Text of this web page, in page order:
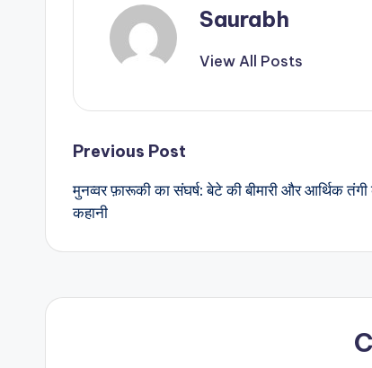
Saurabh
View All Posts
Post
navigation
Previous Post
मुनव्वर फ़ारूकी का संघर्ष: बेटे की बीमारी और आर्थिक तंगी
कहानी